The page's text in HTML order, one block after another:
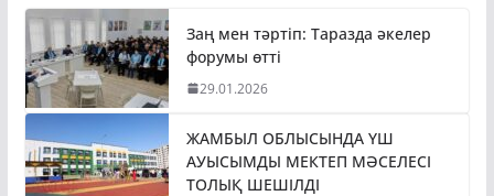
Заң мен тәртіп: Таразда әкелер
форумы өтті
29.01.2026
ЖАМБЫЛ ОБЛЫСЫНДА ҮШ
АУЫСЫМДЫ МЕКТЕП МӘСЕЛЕСІ
ТОЛЫҚ ШЕШІЛДІ